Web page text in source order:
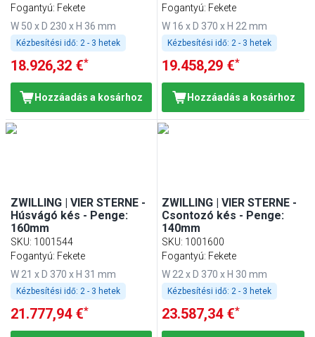
Fogantyú: Fekete
W 50 x D 230 x H 36 mm
Kézbesítési idő: 2 - 3 hetek
18.926,32 €*
Hozzáadás a kosárhoz
Fogantyú: Fekete
W 16 x D 370 x H 22 mm
Kézbesítési idő: 2 - 3 hetek
19.458,29 €*
Hozzáadás a kosárhoz
ZWILLING | VIER STERNE -
Húsvágó kés - Penge:
160mm
SKU: 1001544
Fogantyú: Fekete
W 21 x D 370 x H 31 mm
Kézbesítési idő: 2 - 3 hetek
21.777,94 €*
ZWILLING | VIER STERNE -
Csontozó kés - Penge:
140mm
SKU: 1001600
Fogantyú: Fekete
W 22 x D 370 x H 30 mm
Kézbesítési idő: 2 - 3 hetek
23.587,34 €*